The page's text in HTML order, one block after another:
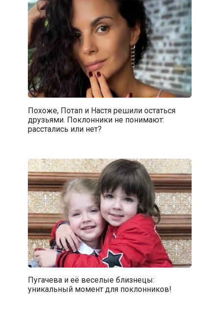
Похоже, Потап и Настя решили остаться
друзьями. Поклонники не понимают:
расстались или нет?
Пугачева и её веселые близнецы:
уникальный момент для поклонников!